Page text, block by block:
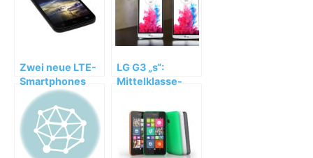
Zwei neue LTE-
Smartphones
unter Vodafone
Eigenmarke
LG G3 „s“:
Mittelklasse-
mit Laser-
Autofokus